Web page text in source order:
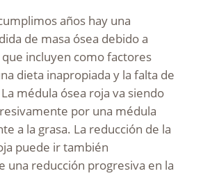
años hay una
de masa ósea debido a
incluyen como factores
dieta inapropiada y la falta de
médula ósea roja va siendo
por una médula
a la grasa. La reducción de la
puede ir también
una reducción progresiva en la